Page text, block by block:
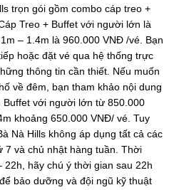
trọn gói gồm combo cáp treo +
Treo + Buffet với người lớn là
– 1.4m là 960.000 VNĐ /vé. Bạn
hoặc đặt vé qua hệ thống trực
thông tin cần thiết. Nếu muốn
về đêm, bạn tham khảo nội dung
Buffet với người lớn từ 850.000
khoảng 650.000 VNĐ/ vé. Tuy
Nà Hills không áp dụng tất cả các
7 và chủ nhật hàng tuần. Thời
hãy chú ý thời gian sau 22h
bảo dưỡng và đội ngũ kỹ thuật